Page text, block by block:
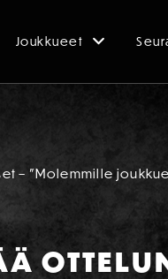
Joukkueet
– ”Molemmille